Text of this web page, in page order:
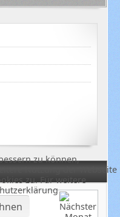
zu können,
Nutzung der Webseite
zu. Für weitere